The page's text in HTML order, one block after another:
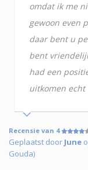
omdat ik me
gewoon even
daar bent u
bent
had een
uitkomen echt
Recensie van 4
Geplaatst door June
Gouda)